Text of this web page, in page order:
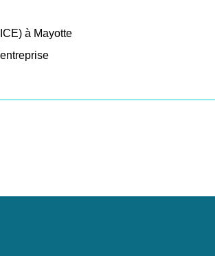
à Mayotte